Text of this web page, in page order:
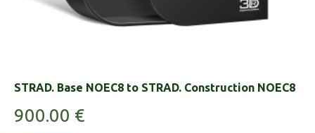
STRAD. Base NOEC8 to STRAD. Construction NOEC8
900.00 €